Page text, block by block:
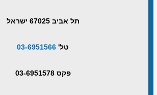
תל אביב 67025 ישראל
טל' 03-6951566
פקס 03-6951578